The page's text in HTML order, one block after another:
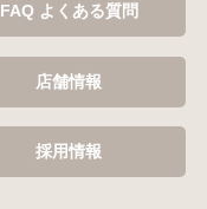
FAQ よくある質問
店舗情報
採用情報